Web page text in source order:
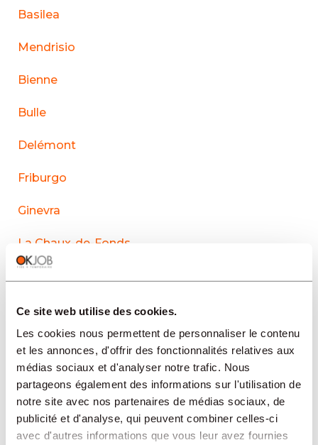
Ce site web utilise des cookies.
Les cookies nous permettent de personnaliser le contenu
et les annonces, d'offrir des fonctionnalités relatives aux
médias sociaux et d'analyser notre trafic. Nous
partageons également des informations sur l'utilisation de
notre site avec nos partenaires de médias sociaux, de
publicité et d'analyse, qui peuvent combiner celles-ci
avec d'autres informations que vous leur avez fournies
Basilea
Mendrisio
Bienne
Bulle
Delémont
Friburgo
Ginevra
La Chaux-de-Fonds
Le Sentier
Neuchâtel
Nyon
Yverdon-les-Bains